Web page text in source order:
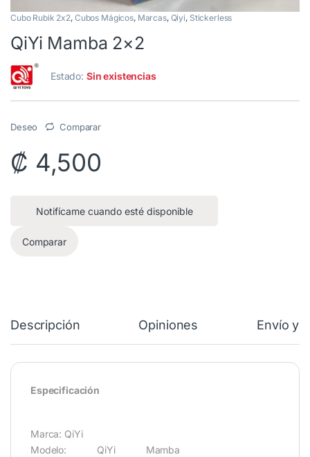
Cubo Rubik 2x2, Cubos Mágicos, Marcas, Qiyi, Stickerless
QiYi Mamba 2×2
Estado: Sin existencias
Deseo Comparar
₡ 4,500
Notifícame cuando esté disponible
Comparar
Descripción Opiniones Envío y
Especificación
Marca: QiYi
Modelo: QiYi Mamba